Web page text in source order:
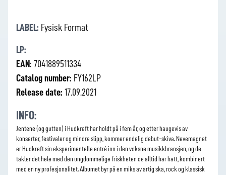
LABEL: Fysisk Format
LP:
EAN: 7041889511334
Catalog number: FY162LP
Release date: 17.09.2021
INFO:
Jentene (og gutten) i Hudkreft har holdt på i fem år, og etter haugevis av
konserter, festivaler og mindre slipp, kommer endelig debut-skiva. Nevemagnet
er Hudkreft sin eksperimentelle entré inn i den voksne musikkbransjen, og de
takler det hele med den ungdommelige friskheten de alltid har hatt, kombinert
med en ny profesjonalitet. Albumet byr på en miks av artig ska, rock og klassisk